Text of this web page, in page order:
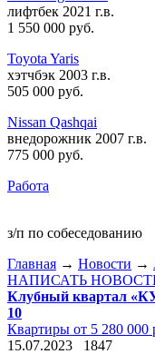
лифтбек 2021 г.в.
1 550 000 руб.
Toyota Yaris
хэтчбэк 2003 г.в.
505 000 руб.
Nissan Qashqai
внедорожник 2007 г.в.
775 000 руб.
Работа
з/п по собеседованию
Главная → Новости →
НАПИСАТЬ
Клубный квартал
10
Квартиры от 5 280 000
15.07.2023
1847